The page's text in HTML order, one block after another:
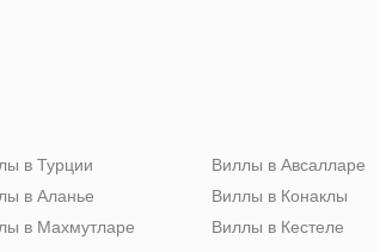
в Турции
в Аланье
в Махмутларе
Виллы в Авсалларе
Виллы в Конаклы
Виллы в Кестеле